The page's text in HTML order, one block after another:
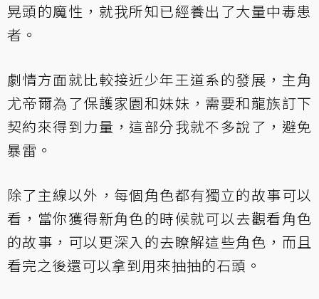
晃頭的魔性，就我所知已經養出了大量中毒患
者。
劇情方面就比較接近少年王道系的發展，主角
尤帝爾為了保護家園和妹妹，需要和龍族訂下
契約來得到力量，這部分我就不多說了，避免
暴雷。
除了主線以外，每個角色都有獨立的故事可以
看，當你獲得新角色的時候就可以去觀看角色
的故事，可以更深入的去瞭解這些角色，而且
看完之後還可以拿到用來抽抽的石頭。